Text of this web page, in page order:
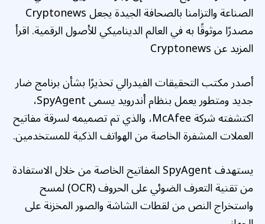
الصناعة والتزامنا بالصحافة الجيدة يجعل Cryptonews
مصدرًا موثوقًا به في العالم الديناميكي للأصول الرقمية. اقرأ
المزيد عن Cryptonews
أصدر مكتب التحقيقات الفيدرالي تحذيرًا بشأن برنامج ضار
جديد ومتطور يعمل بنظام أندرويد يسمى SpyAgent،
اكتشفته شركة McAfee، والذي تم تصميمه لسرقة مفاتيح
العملات المشفرة الخاصة من الهواتف الذكية للمستخدمين.
يستهدف SpyAgent المفاتيح الخاصة من خلال الاستفادة
من تقنية التعرف الضوئي على الحروف (OCR) لمسح
واستخراج النص من لقطات الشاشة والصور المخزنة على